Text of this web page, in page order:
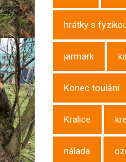
hrátky s
jarmark
Konec toulání
Kralice
nálada